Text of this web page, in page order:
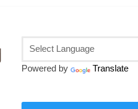
Powered by Translate